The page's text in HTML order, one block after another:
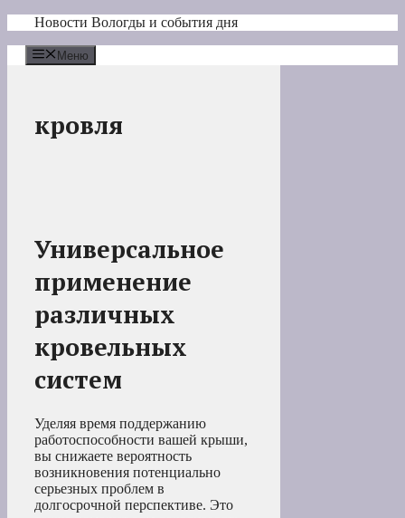
Перейти
содержимому
Новости Вологды и события дня
Меню
кровля
Универсальное
применение
различных
кровельных
систем
Уделяя время поддержанию
работоспособности вашей крыши,
вы снижаете вероятность
возникновения потенциально
серьезных проблем в
долгосрочной перспективе. Это